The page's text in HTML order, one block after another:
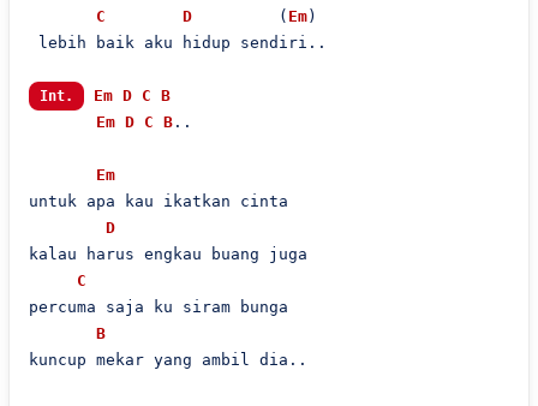
C
D
         (
Em)
lebih baik aku hidup sendiri..
Int. Em D C B
Em D C B..
Em
untuk apa kau ikatkan cinta
D
kalau harus engkau buang juga
C
percuma saja ku siram bunga
B
kuncup mekar yang ambil dia..